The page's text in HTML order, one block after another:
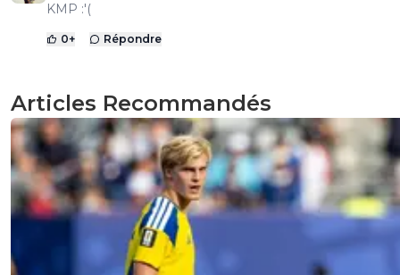
KMP :'(
0+ Répondre
Articles Recommandés